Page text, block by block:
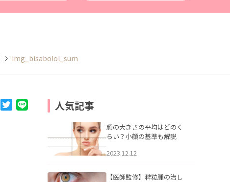
img_bisabolol_sum
人気記事
顔の大きさの平均はどのく
らい？小顔の基準も解説
2023.12.12
【医師監修】稗粒腫の治し